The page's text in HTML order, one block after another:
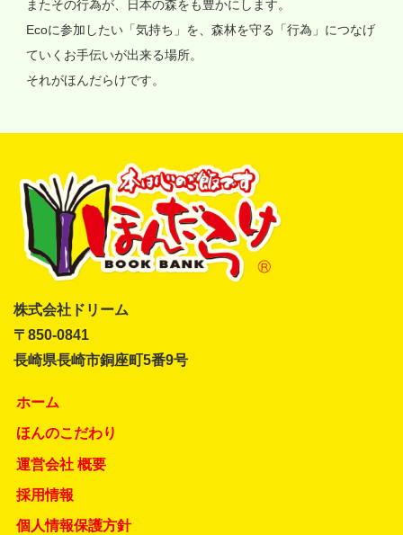
またその行為が、日本の森をも豊かにします。
Ecoに参加したい「気持ち」を、森林を守る「行為」につなげ
ていくお手伝いが出来る場所。
それがほんだらけです。
株式会社ドリーム
〒850-0841
長崎県長崎市銅座町5番9号
ホーム
ほんのこだわり
運営会社 概要
採用情報
個人情報保護方針